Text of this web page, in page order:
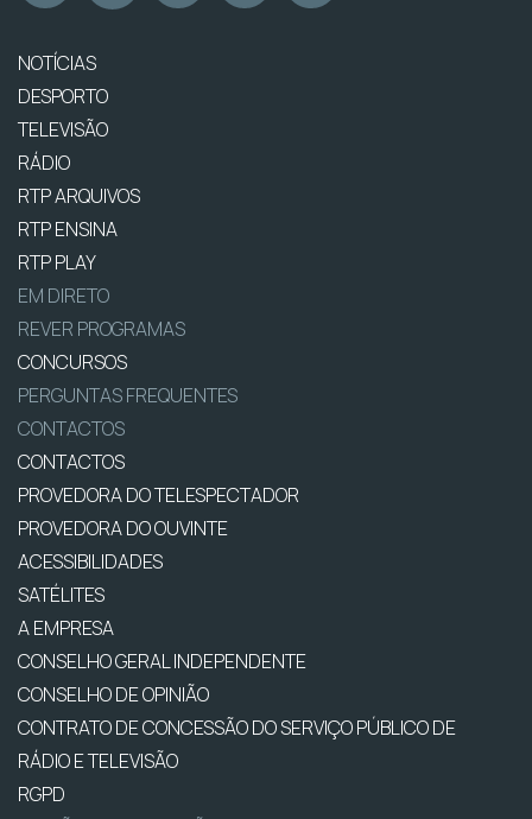
NOTÍCIAS
DESPORTO
TELEVISÃO
RÁDIO
RTP ARQUIVOS
RTP ENSINA
RTP PLAY
EM DIRETO
REVER PROGRAMAS
CONCURSOS
PERGUNTAS FREQUENTES
CONTACTOS
CONTACTOS
PROVEDORA DO TELESPECTADOR
PROVEDORA DO OUVINTE
ACESSIBILIDADES
SATÉLITES
A EMPRESA
CONSELHO GERAL INDEPENDENTE
CONSELHO DE OPINIÃO
CONTRATO DE CONCESSÃO DO SERVIÇO PÚBLICO DE
RÁDIO E TELEVISÃO
RGPD